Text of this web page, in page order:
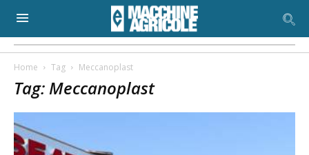
Home Tag Meccanoplast
Tag: Meccanoplast